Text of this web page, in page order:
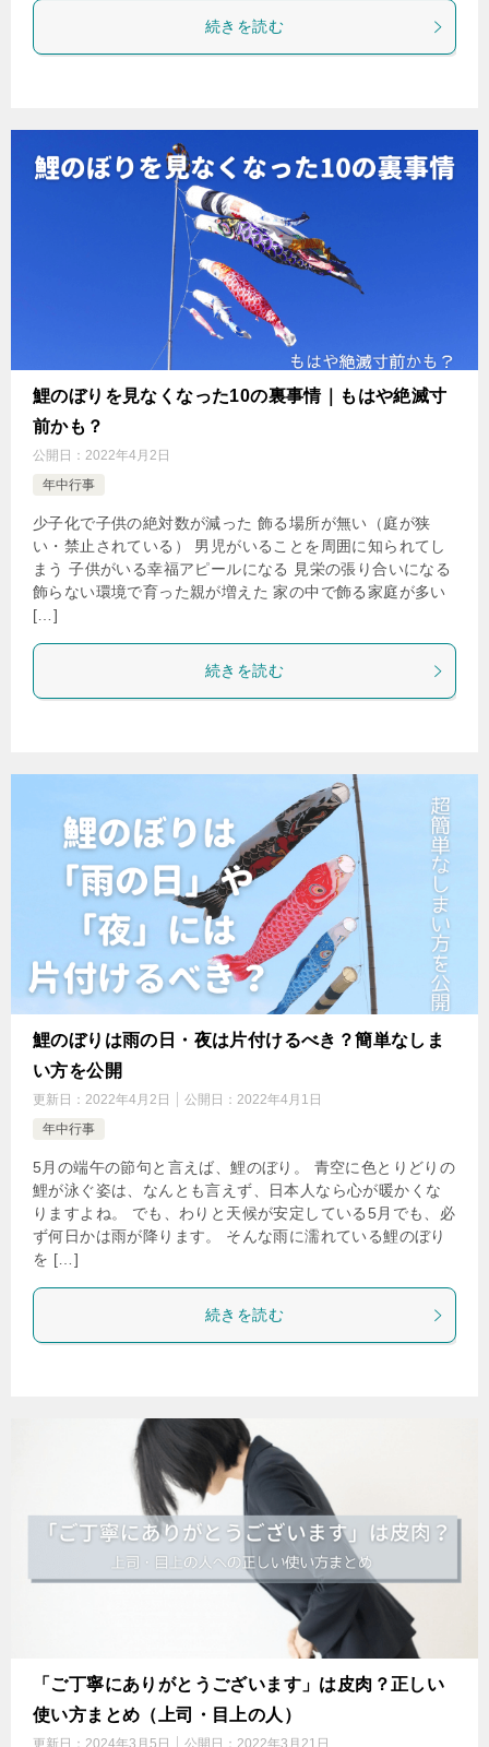
続きを読む
鯉のぼりを見なくなった10の裏事情｜もはや絶滅寸
前かも？
公開日： 2022年4月2日
年中行事
少子化で子供の絶対数が減った 飾る場所が無い（庭が狭
い・禁止されている） 男児がいることを周囲に知られてし
まう 子供がいる幸福アピールになる 見栄の張り合いになる
飾らない環境で育った親が増えた 家の中で飾る家庭が多い
[…]
続きを読む
鯉のぼりは雨の日・夜は片付けるべき？簡単なしま
い方を公開
更新日： 2022年4月2日 公開日： 2022年4月1日
年中行事
5月の端午の節句と言えば、鯉のぼり。 青空に色とりどりの
鯉が泳ぐ姿は、なんとも言えず、日本人なら心が暖かくな
りますよね。 でも、わりと天候が安定している5月でも、必
ず何日かは雨が降ります。 そんな雨に濡れている鯉のぼり
を […]
続きを読む
「ご丁寧にありがとうございます」は皮肉？正しい
使い方まとめ（上司・目上の人）
更新日： 2024年3月5日 公開日： 2022年3月21日